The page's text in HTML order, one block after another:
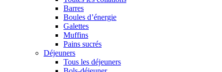
Barres
Boules d’énergie
Galettes
Muffins
Pains sucrés
Déjeuners
Tous les déjeuners